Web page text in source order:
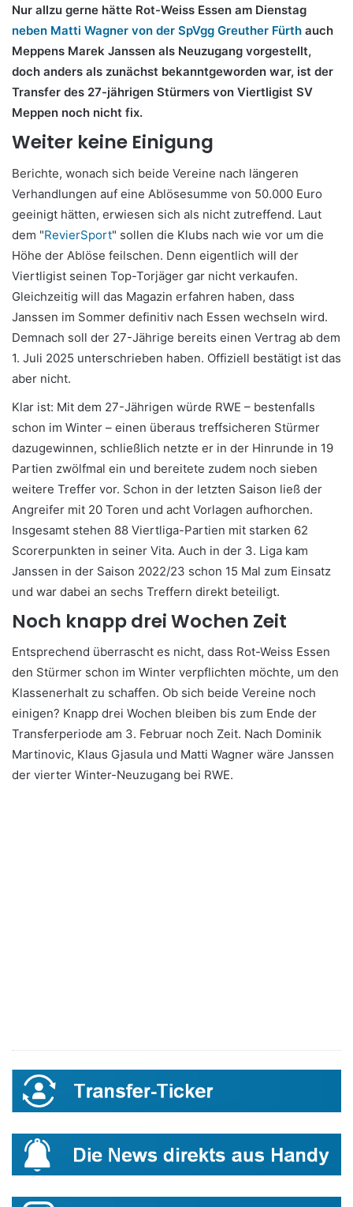
Nur allzu gerne hätte Rot-Weiss Essen am Dienstag
neben Matti Wagner von der SpVgg Greuther Fürth auch
Meppens Marek Janssen als Neuzugang vorgestellt,
doch anders als zunächst bekanntgeworden war, ist der
Transfer des 27-jährigen Stürmers von Viertligist SV
Meppen noch nicht fix.
Weiter keine Einigung
Berichte, wonach sich beide Vereine nach längeren
Verhandlungen auf eine Ablösesumme von 50.000 Euro
geeinigt hätten, erwiesen sich als nicht zutreffend. Laut
dem "RevierSport" sollen die Klubs nach wie vor um die
Höhe der Ablöse feilschen. Denn eigentlich will der
Viertligist seinen Top-Torjäger gar nicht verkaufen.
Gleichzeitig will das Magazin erfahren haben, dass
Janssen im Sommer definitiv nach Essen wechseln wird.
Demnach soll der 27-Jährige bereits einen Vertrag ab dem
1. Juli 2025 unterschrieben haben. Offiziell bestätigt ist das
aber nicht.
Klar ist: Mit dem 27-Jährigen würde RWE – bestenfalls
schon im Winter – einen überaus treffsicheren Stürmer
dazugewinnen, schließlich netzte er in der Hinrunde in 19
Partien zwölfmal ein und bereitete zudem noch sieben
weitere Treffer vor. Schon in der letzten Saison ließ der
Angreifer mit 20 Toren und acht Vorlagen aufhorchen.
Insgesamt stehen 88 Viertliga-Partien mit starken 62
Scorerpunkten in seiner Vita. Auch in der 3. Liga kam
Janssen in der Saison 2022/23 schon 15 Mal zum Einsatz
und war dabei an sechs Treffern direkt beteiligt.
Noch knapp drei Wochen Zeit
Entsprechend überrascht es nicht, dass Rot-Weiss Essen
den Stürmer schon im Winter verpflichten möchte, um den
Klassenerhalt zu schaffen. Ob sich beide Vereine noch
einigen? Knapp drei Wochen bleiben bis zum Ende der
Transferperiode am 3. Februar noch Zeit. Nach Dominik
Martinovic, Klaus Gjasula und Matti Wagner wäre Janssen
der vierter Winter-Neuzugang bei RWE.